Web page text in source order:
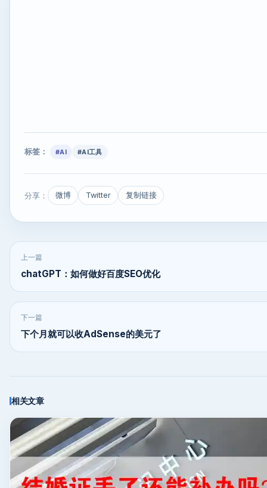
标签： #AI #AI工具
分享： 微博 Twitter 复制链接
上一篇
chatGPT：如何做好百度SEO优化
下一篇
下个月就可以收AdSense的美元了
相关文章